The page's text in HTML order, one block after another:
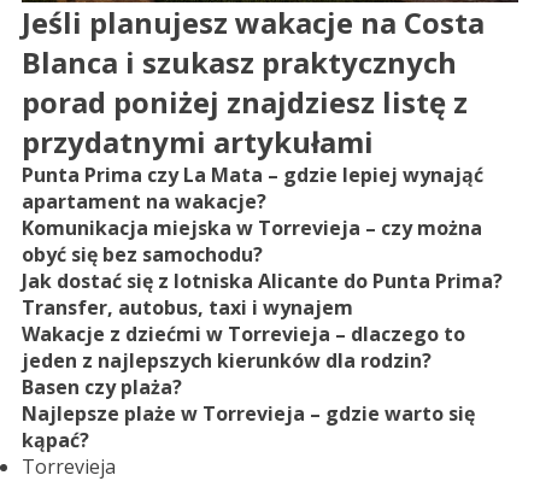
Jeśli planujesz wakacje na Costa
Blanca i szukasz praktycznych
porad poniżej znajdziesz listę z
przydatnymi artykułami
Punta Prima czy La Mata – gdzie lepiej wynająć
apartament na wakacje?
Komunikacja miejska w Torrevieja – czy można
obyć się bez samochodu?
Jak dostać się z lotniska Alicante do Punta Prima?
Transfer, autobus, taxi i wynajem
Wakacje z dziećmi w Torrevieja – dlaczego to
jeden z najlepszych kierunków dla rodzin?
Basen czy plaża?
Najlepsze plaże w Torrevieja – gdzie warto się
kąpać?
Torrevieja